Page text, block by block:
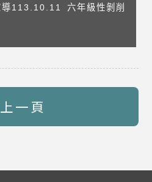
導113.10.11 六年級性剝削
一頁